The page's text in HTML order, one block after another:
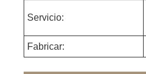
Servicio:
Fabricar: